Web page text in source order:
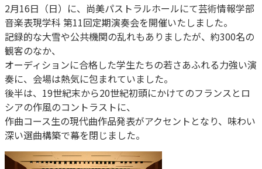
2月16日（日）に、尚美パストラルホールにて芸術情報学部
音楽表現学科 第11回定期演奏会を開催いたしました。
記録的な大雪や公共機関の乱れもありましたが、約300名の
観客のなか、
オーディションに合格した学生たちの若さあふれる力強い演
奏に、会場は熱気に包まれていました。
後半は、19世紀末から20世紀初頭にかけてのフランスとロ
シアの作風のコントラストに、
作曲コース生の現代曲作品発表がアクセントとなり、味わい
深い選曲構築で幕を閉じました。